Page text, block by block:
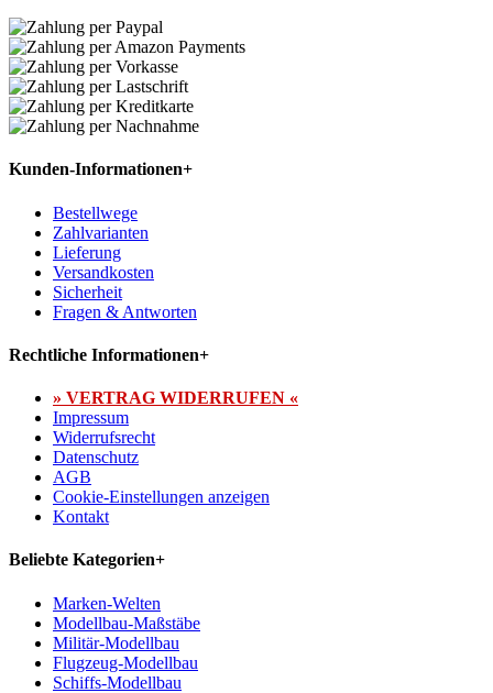
Kunden-Informationen+
Bestellwege
Zahlvarianten
Lieferung
Versandkosten
Sicherheit
Fragen & Antworten
Rechtliche Informationen+
» VERTRAG WIDERRUFEN «
Impressum
Widerrufsrecht
Datenschutz
AGB
Cookie-Einstellungen anzeigen
Kontakt
Beliebte Kategorien+
Marken-Welten
Modellbau-Maßstäbe
Militär-Modellbau
Flugzeug-Modellbau
Schiffs-Modellbau